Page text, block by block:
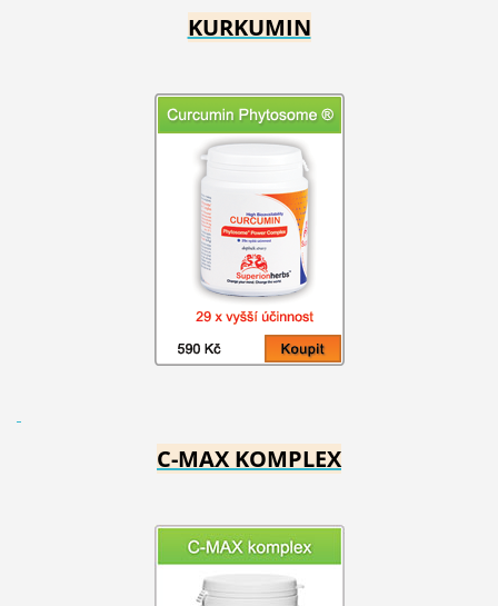
KURKUMIN
C-MAX KOMPLEX